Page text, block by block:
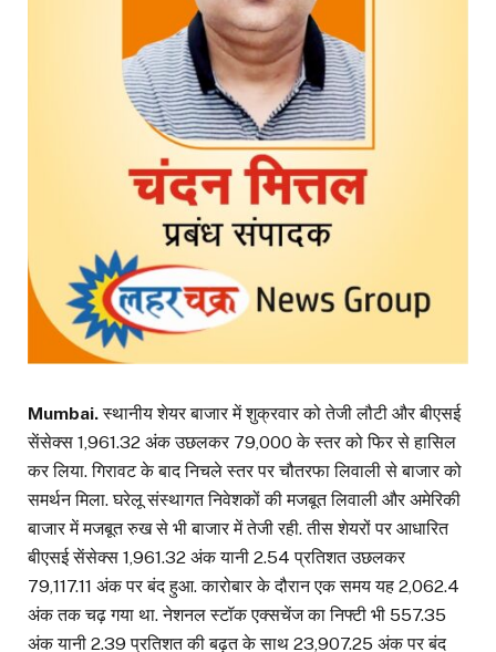
Mumbai.स्थानीय शेयर बाजार में शुक्रवार को तेजी लौटी और बीएसई
सेंसेक्स 1,961.32 अंक उछलकर 79,000 के स्तर को फिर से हासिल
कर लिया. गिरावट के बाद निचले स्तर पर चौतरफा लिवाली से बाजार को
समर्थन मिला. घरेलू संस्थागत निवेशकों की मजबूत लिवाली और अमेरिकी
बाजार में मजबूत रुख से भी बाजार में तेजी रही. तीस शेयरों पर आधारित
बीएसई सेंसेक्स 1,961.32 अंक यानी 2.54 प्रतिशत उछलकर
79,117.11 अंक पर बंद हुआ. कारोबार के दौरान एक समय यह 2,062.4
अंक तक चढ़ गया था. नेशनल स्टॉक एक्सचेंज का निफ्टी भी 557.35
अंक यानी 2.39 प्रतिशत की बढ़त के साथ 23,907.25 अंक पर बंद